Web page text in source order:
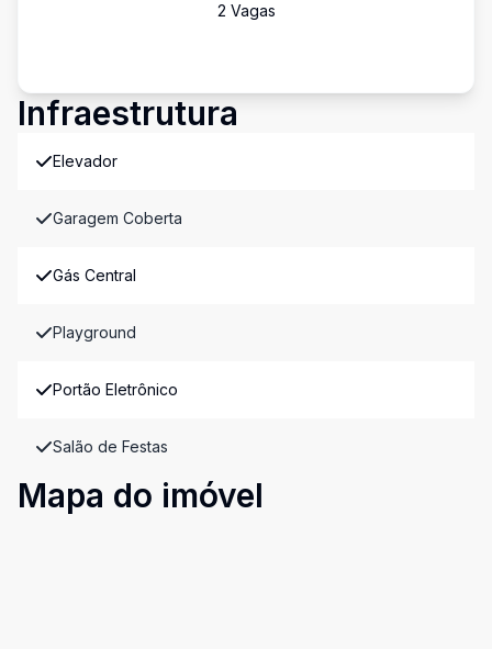
2 Vagas
Infraestrutura
Elevador
Garagem Coberta
Gás Central
Playground
Portão Eletrônico
Salão de Festas
Mapa do imóvel